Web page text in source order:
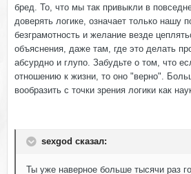
бред. То, что мы так привыкли в
доверять логике, означает только нашу
безграмотность и желание везде
объяснения, даже там, где это делать
абсурдно и глупо. Забудьте о том, что
отношению к жизни, то оно "верно".
вообразить с точки зрения логики как
sexgod сказал:
Ты уже наверное больше тысячи раз